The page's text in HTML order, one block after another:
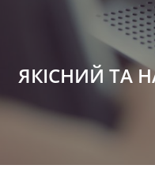
ЯКІСНИЙ ТА